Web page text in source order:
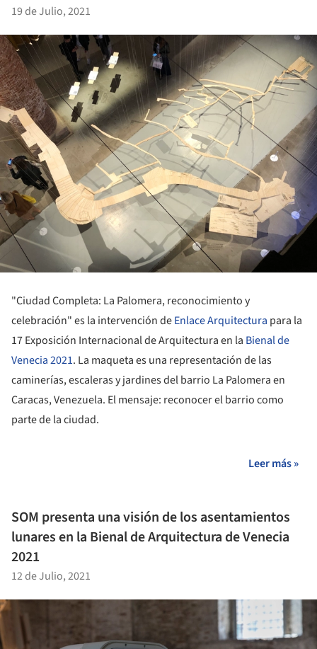
19 de Julio, 2021
"Ciudad Completa: La Palomera, reconocimiento y
celebración" es la intervención deEnlace Arquitectura para la
17 Exposición Internacional de Arquitectura en la Bienal de
Venecia 2021. La maqueta es una representación de las
caminerías, escaleras y jardines del barrio La Palomera en
Caracas, Venezuela. El mensaje: reconocer el barrio como
parte de la ciudad.
Leer más »
SOM presenta una visión de los asentamientos
lunares en la Bienal de Arquitectura de Venecia
2021
12 de Julio, 2021